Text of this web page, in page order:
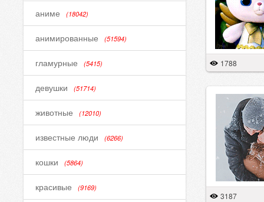
аниме (18042)
анимированные (51594)
гламурные (5415)
девушки (51714)
животные (12010)
известные люди (6266)
кошки (5864)
красивые (9169)
1788
3187